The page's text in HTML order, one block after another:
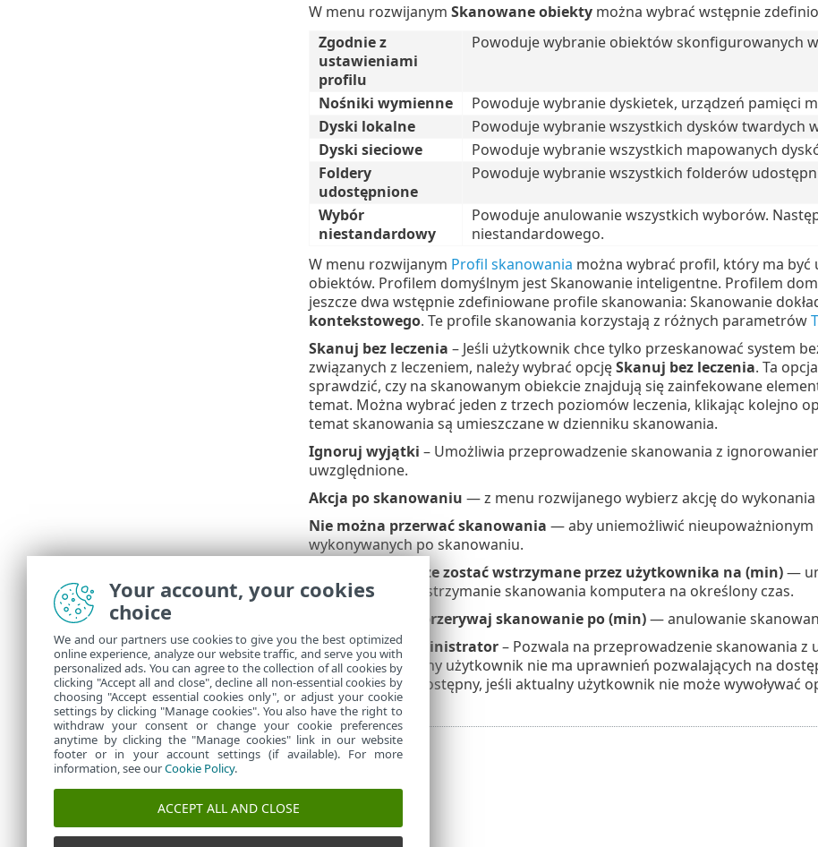
W menu rozwijanym Skanowane obiektymożna wybrać wstępnie
Zgodnie z
ustawieniami
profilu
Powoduje wybranie obiektów skonfigurowanych
Nośniki wymienne
Powoduje wybranie dyskietek, urządzeń pamięci
Dyski lokalne
Powoduje wybranie wszystkich dysków twardych
Dyski sieciowe
Powoduje wybranie wszystkich mapowanych
Foldery
udostępnione
Powoduje wybranie wszystkich folderów
Wybór
niestandardowy
Powoduje anulowanie wszystkich wyborów.
niestandardowego.
W menu rozwijanym Profil skanowania można wybrać profil, który ma być
obiektów. Profilem domyślnym jest Skanowanie inteligentne. Profilem
jeszcze dwa wstępnie zdefiniowane profile skanowania: Skanowanie
kontekstowego. Te profile skanowania korzystają z różnych parametrów
Skanuj bez leczenia – Jeśli użytkownik chce tylko przeskanować system
związanych z leczeniem, należy wybrać opcjęSkanuj bez leczenia. Ta
sprawdzić, czy na skanowanym obiekcie znajdują się zainfekowane
temat. Można wybrać jeden z trzech poziomów leczenia, klikając kolejno
temat skanowania są umieszczane w dzienniku skanowania.
Ignoruj wyjątki – Umożliwia przeprowadzenie skanowania z
uwzględnione.
Akcja po skanowaniu — z menu rozwijanego wybierz akcję do
Nie można przerwać skanowania — aby uniemożliwić
wykonywanych po skanowaniu.
Skanowanie może zostać wstrzymane przez użytkownika na (min)—
uprawnieniami wstrzymanie skanowania komputera na określony czas.
Automatycznie przerywaj skanowanie po (min)— anulowanie
Skanuj jako administrator– Pozwala na przeprowadzenie skanowania
kliknąć, jeśli obecny użytkownik nie ma uprawnień pozwalających na
przycisk jest niedostępny, jeśli aktualny użytkownik nie może wywoływać
Your account, your cookies
choice
We and our partners use cookies to give you the best optimized
online experience, analyze our website traffic, and serve you with
personalized ads. You can agree to the collection of all cookies by
clicking "Accept all and close", decline all non-essential cookies by
choosing "Accept essential cookies only", or adjust your cookie
settings by clicking "Manage cookies". You also have the right to
withdraw your consent or change your cookie preferences
anytime by clicking the "Manage cookies" link in our website
footer or in your account settings (if available). For more
information, see ourCookie Policy.
ACCEPT ALL AND CLOSE